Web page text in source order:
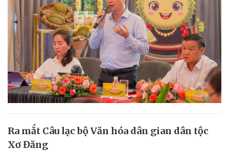
Ra mắt Câu lạc bộ Văn hóa dân gian dân tộc
Xơ Đăng